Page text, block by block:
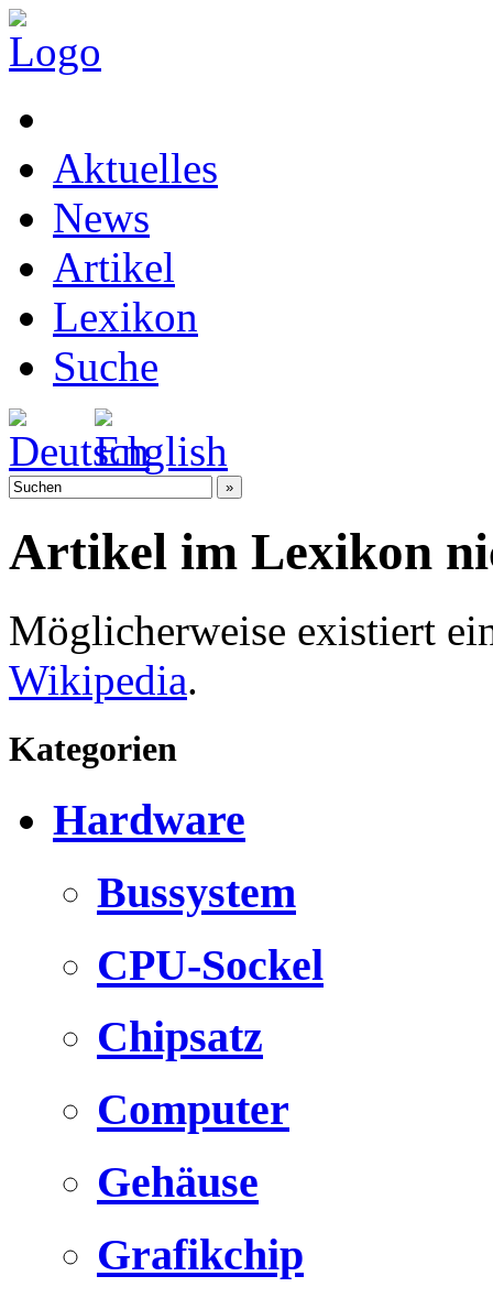
Aktuelles
News
Artikel
Lexikon
Suche
Artikel im Lexikon
Möglicherweise existiert
Wikipedia.
Kategorien
Hardware
Bussystem
CPU-Sockel
Chipsatz
Computer
Gehäuse
Grafikchip